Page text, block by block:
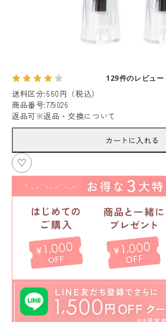
129件のレビュー
送料区分:660円（税込）
商品番号:779026
返品可 ※返品・交換について
カートに入れる